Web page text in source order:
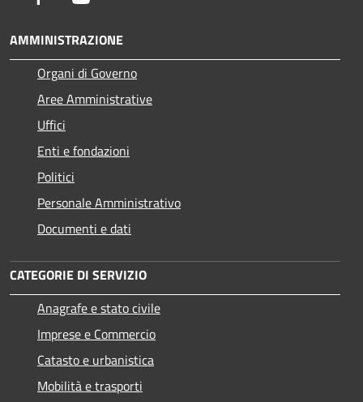
AMMINISTRAZIONE
Organi di Governo
Aree Amministrative
Uffici
Enti e fondazioni
Politici
Personale Amministrativo
Documenti e dati
CATEGORIE DI SERVIZIO
Anagrafe e stato civile
Imprese e Commercio
Catasto e urbanistica
Mobilità e trasporti